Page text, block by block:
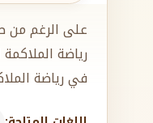
على الرغم من
رياضة
في رياضة